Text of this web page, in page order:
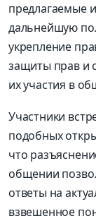
предлагаемые
дальнейшую
укрепление
защиты прав и
их участия в
Участники
подобных
что
общении
ответы на
взвешенное